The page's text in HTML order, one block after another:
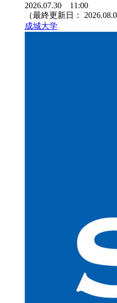
2026.07.30 11:00
（最終更新日：
成城大学